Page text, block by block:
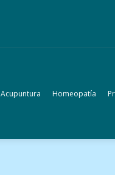
Acupuntura Homeopatía